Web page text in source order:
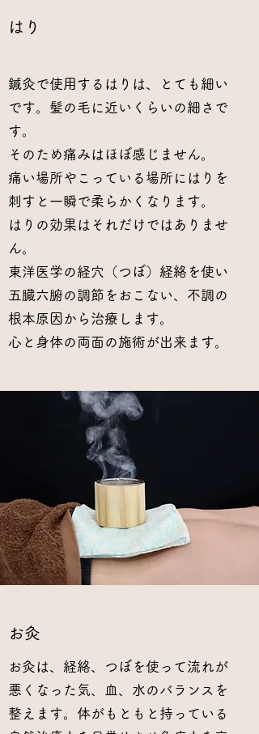
​はり
鍼灸で使用するはりは、とても細い
です。髪の毛に近いくらいの細さで
す。
そのため痛みはほぼ感じません。
痛い場所やこっている場所にはりを
刺すと一瞬で柔らかくなります。
​はりの効果はそれだけではありませ
ん。
東洋医学の経穴（つぼ）経絡を使い
五臓六腑の調節をおこない、不調の
根本原因から治療します。
​​心と身体の両面の施術が出来ます。
お灸
お灸は、経絡、つぼを使って流れが
悪くなった気、血、水のバランスを
整えます。体がもともと持っている